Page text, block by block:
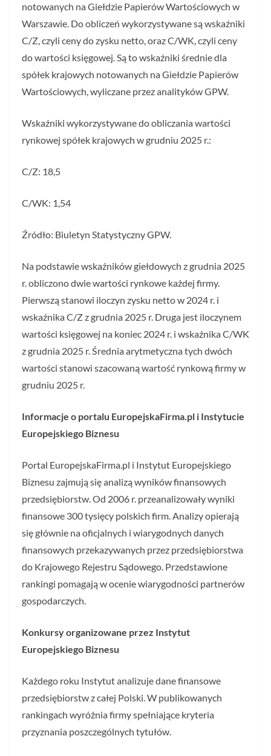
notowanych na Giełdzie Papierów Wartościowych w
Warszawie. Do obliczeń wykorzystywane są wskaźniki
C/Z, czyli ceny do zysku netto, oraz C/WK, czyli ceny
do wartości księgowej. Są to wskaźniki średnie dla
spółek krajowych notowanych na Giełdzie Papierów
Wartościowych, wyliczane przez analityków GPW.
Wskaźniki wykorzystywane do obliczania wartości
rynkowej spółek krajowych w grudniu 2025 r.:
C/Z: 18,5
C/WK: 1,54
Źródło: Biuletyn Statystyczny GPW.
Na podstawie wskaźników giełdowych z grudnia 2025
r. obliczono dwie wartości rynkowe każdej firmy.
Pierwszą stanowi iloczyn zysku netto w 2024 r. i
wskaźnika C/Z z grudnia 2025 r. Druga jest iloczynem
wartości księgowej na koniec 2024 r. i wskaźnika C/WK
z grudnia 2025 r. Średnia arytmetyczna tych dwóch
wartości stanowi szacowaną wartość rynkową firmy w
grudniu 2025 r.
Informacje o portalu EuropejskaFirma.pl i Instytucie
Europejskiego Biznesu
Portal EuropejskaFirma.pl i Instytut Europejskiego
Biznesu zajmują się analizą wyników finansowych
przedsiębiorstw. Od 2006 r. przeanalizowały wyniki
finansowe 300 tysięcy polskich firm. Analizy opierają
się głównie na oficjalnych i wiarygodnych danych
finansowych przekazywanych przez przedsiębiorstwa
do Krajowego Rejestru Sądowego. Przedstawione
rankingi pomagają w ocenie wiarygodności partnerów
gospodarczych.
Konkursy organizowane przez Instytut
Europejskiego Biznesu
Każdego roku Instytut analizuje dane finansowe
przedsiębiorstw z całej Polski. W publikowanych
rankingach wyróżnia firmy spełniające kryteria
przyznania poszczególnych tytułów.